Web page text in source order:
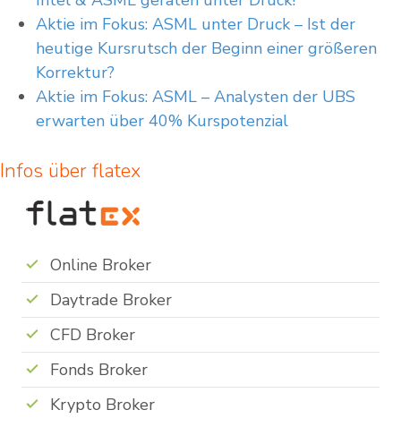
Aktie im Fokus: ASML unter Druck – Ist der
heutige Kursrutsch der Beginn einer größeren
Korrektur?
Aktie im Fokus: ASML – Analysten der UBS
erwarten über 40% Kurspotenzial
Infos über flatex
Online Broker
Daytrade Broker
CFD Broker
Fonds Broker
Krypto Broker